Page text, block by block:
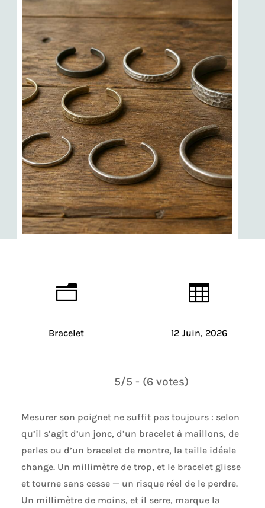
n
Bracelet

12 Juin, 2026
5/5 - (6 votes)
Mesurer son poignet ne suffit pas toujours : selon
qu’il s’agit d’un jonc, d’un bracelet à maillons, de
perles ou d’un bracelet de montre, la taille idéale
change. Un millimètre de trop, et le bracelet glisse
et tourne sans cesse — un risque réel de le perdre.
Un millimètre de moins, et il serre, marque la